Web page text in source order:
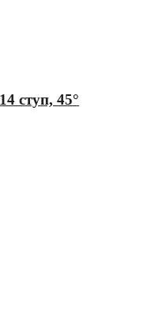
ступ, 45°